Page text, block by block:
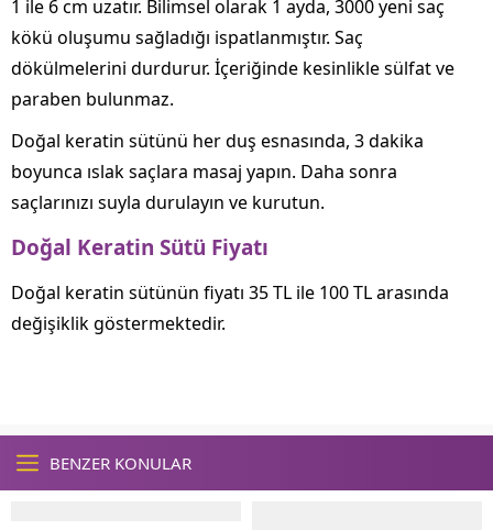
1 ile 6 cm uzatır. Bilimsel olarak 1 ayda, 3000 yeni saç
kökü oluşumu sağladığı ispatlanmıştır. Saç
dökülmelerini durdurur. İçeriğinde kesinlikle sülfat ve
paraben bulunmaz.
Doğal keratin sütünü her duş esnasında, 3 dakika
boyunca ıslak saçlara masaj yapın. Daha sonra
saçlarınızı suyla durulayın ve kurutun.
Doğal Keratin Sütü Fiyatı
Doğal keratin sütünün fiyatı 35 TL ile 100 TL arasında
değişiklik göstermektedir.
BENZER KONULAR